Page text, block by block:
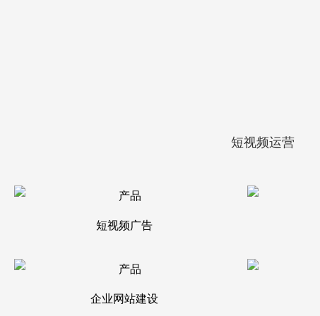
短视频运营
短视频广告
企业网站建设